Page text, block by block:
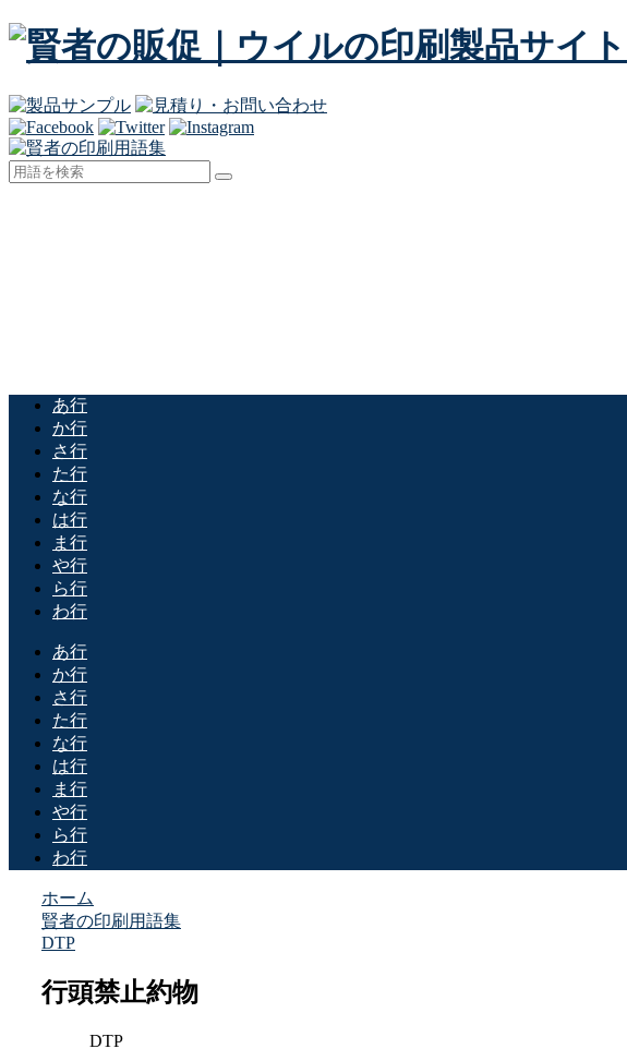
あ行
か行
さ行
た行
な行
は行
ま行
や行
ら行
わ行
あ行
か行
さ行
た行
な行
は行
ま行
や行
ら行
わ行
ホーム
賢者の印刷用語集
DTP
行頭禁止約物
DTP